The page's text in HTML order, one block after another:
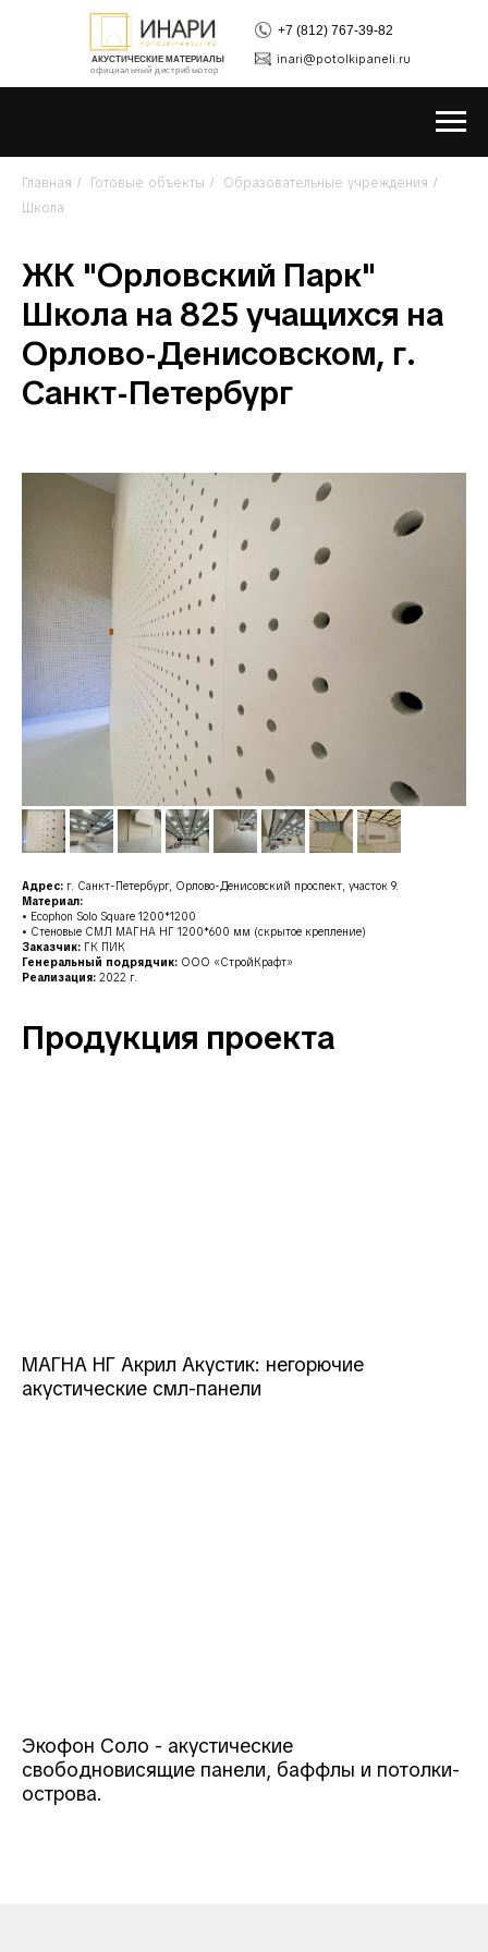
АКУСТИЧЕСКИЕ МАТЕРИАЛЫ
официальный дистрибьютор
inari@potolkipaneli.ru
+7 (812) 767-39-82
Главная / Готовые объекты / Образовательные учреждения /
Школа
ЖК "Орловский Парк"
Школа на 825 учащихся на
Орлово-Денисовском, г.
Санкт-Петербург
Адрес: г. Санкт-Петербург, Орлово-Денисовский проспект, участок 9.
Материал:
• Ecophon Solo Square 1200*1200
• Стеновые СМЛ МАГНА НГ 1200*600 мм (скрытое крепление)
Заказчик: ГК ПИК
Генеральный подрядчик: ООО «СтройКрафт»
Реализация: 2022 г.
Продукция проекта
МАГНА НГ Акрил Акустик: негорючие
акустические смл-панели
Экофон Соло - акустические
свободновисящие панели, баффлы и потолки-
острова.